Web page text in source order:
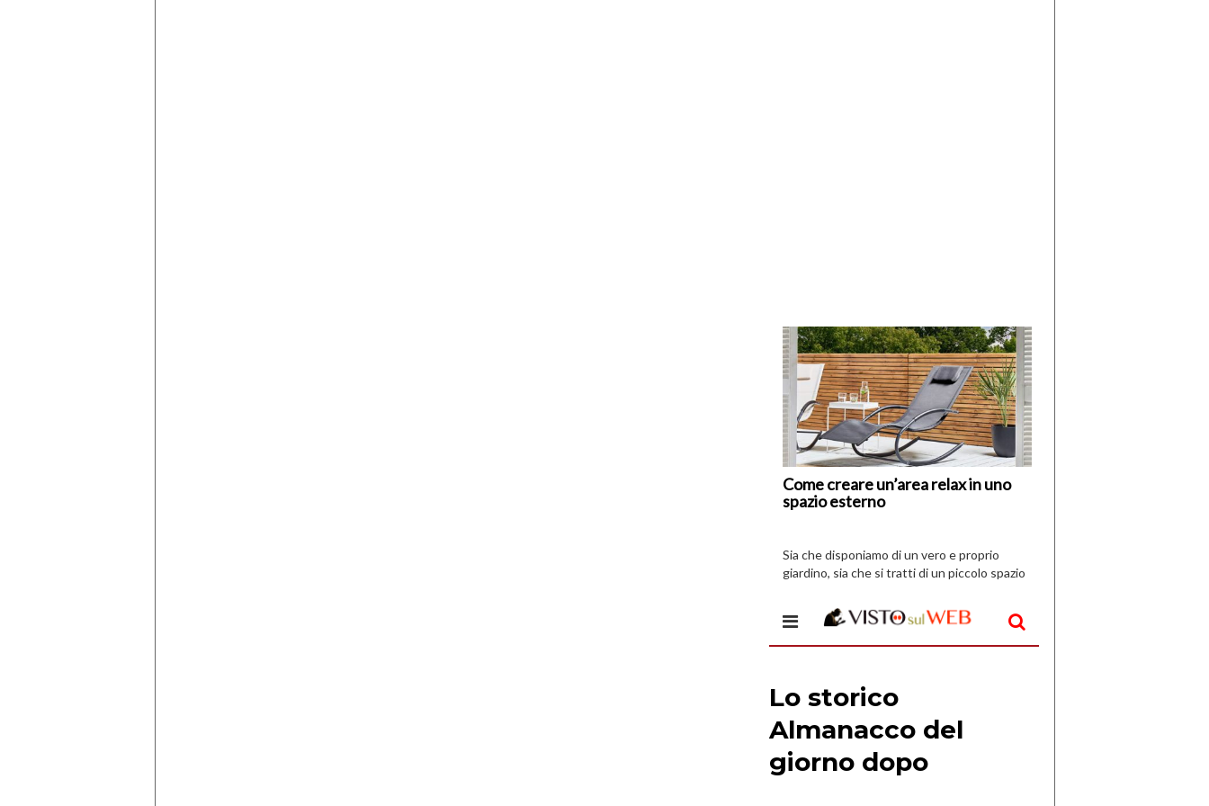
Come creare un’area relax in uno
spazio esterno
di
I
Vespri
Sia che disponiamo di un vero e proprio
giardino, sia che si tratti di un piccolo spazio